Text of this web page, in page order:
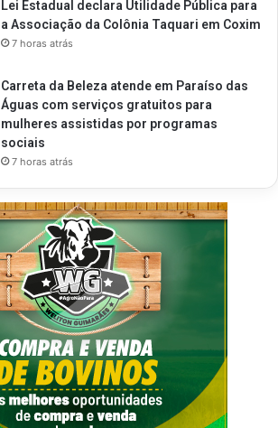
Lei Estadual declara Utilidade Pública para
a Associação da Colônia Taquari em Coxim
7 horas atrás
Carreta da Beleza atende em Paraíso das
Águas com serviços gratuitos para
mulheres assistidas por programas
sociais
7 horas atrás